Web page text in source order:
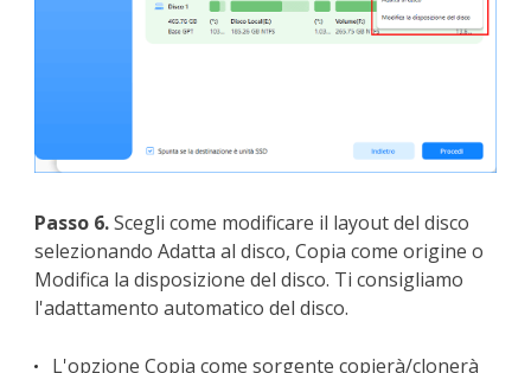
Passo 6.Scegli come modificare il layout del disco
selezionando Adatta al disco, Copia come origine o
Modifica la disposizione del disco. Ti consigliamo
l'adattamento automatico del disco.
L'opzione Copia come sorgente copierà/clonerà